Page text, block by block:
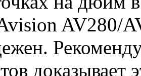
AV280/
доказывает